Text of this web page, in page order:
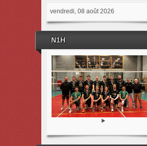
vendredi, 08 août 2026
N1H